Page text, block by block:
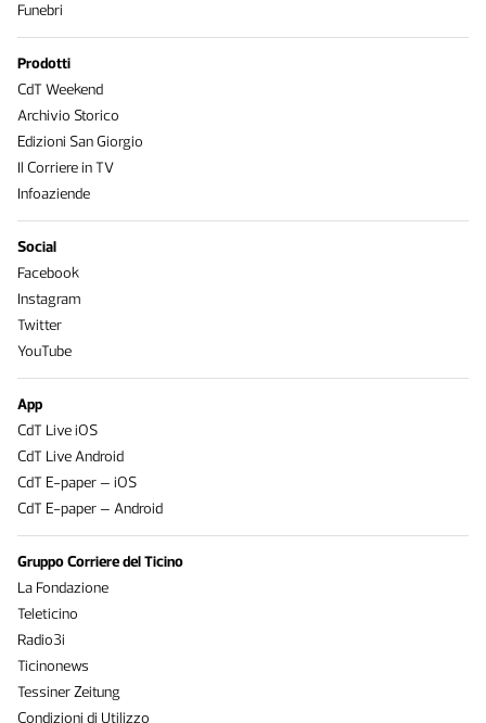
Funebri
Prodotti
CdT Weekend
Archivio Storico
Edizioni San Giorgio
Il Corriere in TV
Infoaziende
Social
Facebook
Instagram
Twitter
YouTube
App
CdT Live iOS
CdT Live Android
CdT E-paper – iOS
CdT E-paper – Android
Gruppo Corriere del Ticino
La Fondazione
Teleticino
Radio3i
Ticinonews
Tessiner Zeitung
Condizioni di Utilizzo